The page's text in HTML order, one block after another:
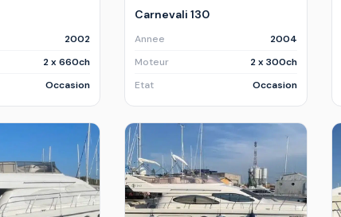
2002
2 x 660ch
Occasion
Carnevali 130
Annee
2004
Moteur
2 x 300ch
Etat
Occasion